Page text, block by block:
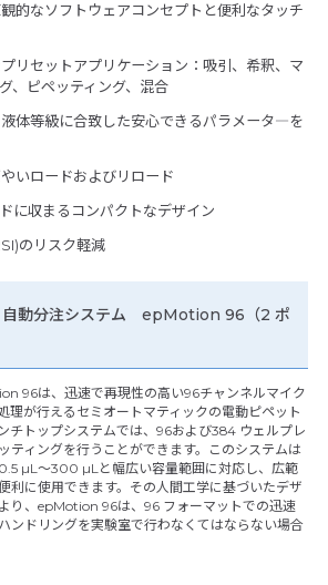
的なソフトウェアコンセプトと便利なタッチ
リセットアプリケーション：吸引、希釈、マ
、ピペッティング、混合
体等級に合致した安心できるパラメータ―を
いロードおよびリロード
に収まるコンパクトなデザイン
のリスク軽減
動分注システム epMotion 96（2 ポ
96は、迅速で再現性の高い96チャンネルマイク
理が行えるセミオートマティックの電動ピペット
チトップシステムでは、96および384 ウェルプレ
ティングを行うことができます。このシステムは
µL～300 µLと幅広い容量範囲に対応し、広範
利に使用できます。その人間工学に基づいたデザ
り、epMotion 96は、96 フォーマットでの迅速
ンドリングを実験室で行わなくてはならない場合